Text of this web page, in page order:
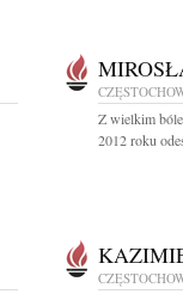
Z wielkim
2012 roku